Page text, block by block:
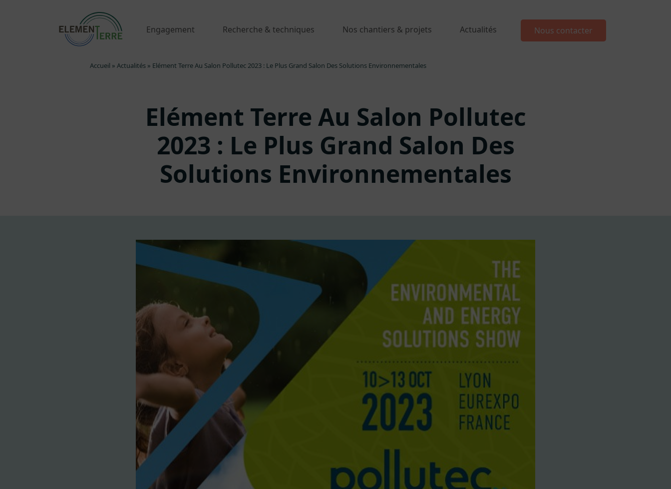
Engagement Recherche & techniques Nos chantiers & projets Actualités Nous contacter
Accueil » Actualités » Elément Terre Au Salon Pollutec 2023 : Le Plus Grand Salon Des Solutions Environnementales
Elément Terre Au Salon Pollutec
2023 : Le Plus Grand Salon Des
Solutions Environnementales